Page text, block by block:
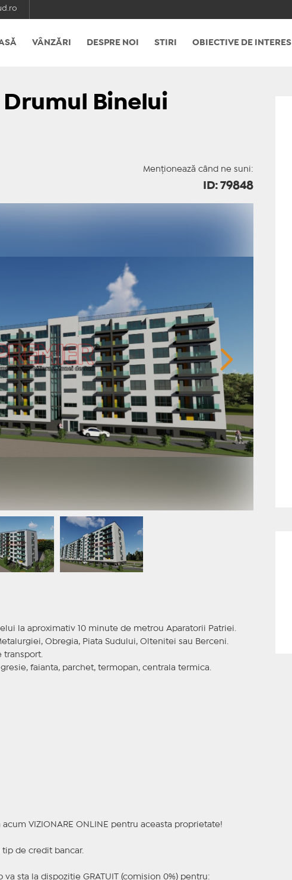
VÂNZĂRI DESPRE NOI STIRI OBIECTIVE DE INTERES
Binelui
Menționează când ne suni:
ID: 79848
la aproximativ 10 minute de metrou Aparatorii Patriei.
Obregia, Piata Sudului, Oltenitei sau Berceni.
transport.
faianta, parchet, termopan, centrala termica.
VIZIONARE ONLINE pentru aceasta proprietate!
de credit bancar.
sta la dispozitie GRATUIT (comision 0%) pentru: